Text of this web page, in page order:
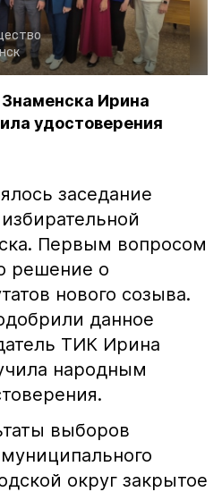
Ирина
удостоверения
заседание
Первым вопросом
решение о
нового созыва.
данное
ТИК Ирина
народным
выборов
округ закрытое